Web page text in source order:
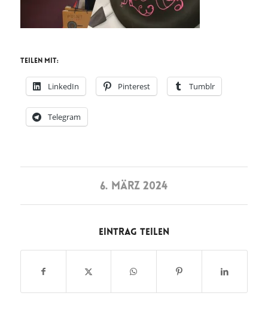
Teilen mit:
LinkedIn Pinterest Tumblr
Telegram
6. MÄRZ 2024
Eintrag teilen